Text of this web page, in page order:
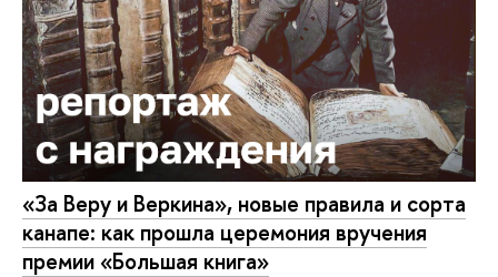
«За Веру и Веркина», новые правила и сорта
канапе: как прошла церемония вручения
премии «Большая книга»